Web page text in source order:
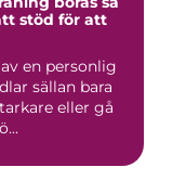
stöd för att
en personlig
sällan bara
eller gå